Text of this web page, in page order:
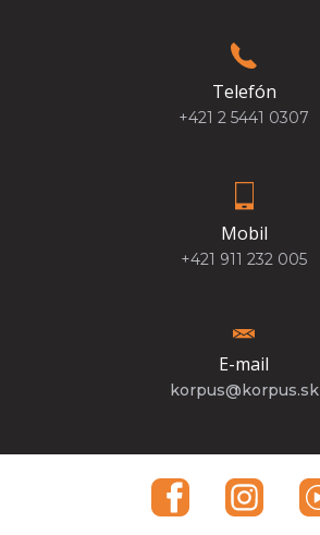
Telefón
+421 2 5441 0307
Mobil
+421 911 232 005
E-mail
korpus@korpus.sk